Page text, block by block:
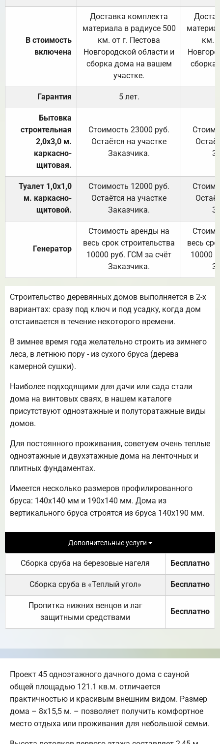
В стоимость
включена
Доставка комплекта
материала в радиусе 500
км. от г. Пестова
Новгородской области и
сборка дома на вашем
участке.
км.
Гарантия 5 лет.
Бытовка
строительная
2,0х3,0 м.
каркасно-
щитовая.
Стоимость 23000 руб.
Остаётся на участке
Заказчика.
Туалет 1,0х1,0
м. каркасно-
щитовой.
Стоимость 12000 руб.
Остаётся на участке
Заказчика.
Генератор
Стоимость аренды на
весь срок строительства
10000 руб. ГСМ за счёт
Заказчика.
весь
10000
Строительство деревянных домов выполняется в 2-х
вариантах: сразу под ключ и под усадку, когда дом
отстаивается в течение некоторого времени.
В зимнее время года желательно строить из зимнего
леса, в летнюю пору - из сухого бруса (дерева
камерной сушки).
Наиболее подходящими для дачи или сада стали
дома на винтовых сваях, в нашем каталоге
присутствуют одноэтажные и полуторатажные виды
домов.
Для постоянного проживания, советуем очень теплые
одноэтажные и двухэтажные дома на ленточных и
плитных фундаментах.
Имеется несколько размеров профилированного
бруса: 140х140 мм и 190х140 мм. Дома из
вертикального бруса строятся из бруса 140х190 мм.
Дополнительные услуги
Сборка сруба на березовые нагеля Бесплатно
Сборка сруба в «Теплый угол» Бесплатно
Пропитка нижних венцов и лаг
защитными средствами
Бесплатно
Проект 45 одноэтажного дачного дома с сауной
общей площадью 121.1 кв.м. отличается
практичностью и красивым внешним видом. Размер
дома – 8х15,5 м. – позволяет получить комфортное
место отдыха или проживания для небольшой семьи.